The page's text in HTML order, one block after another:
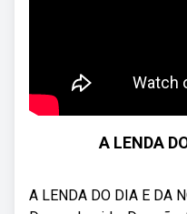
A LENDA
A LENDA DO DIA E DA